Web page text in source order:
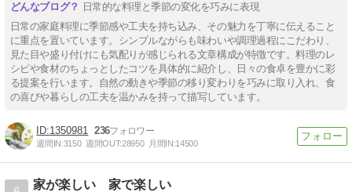
日常的な料理と季節の変化を巧みに表現
日常の家庭料理に季節感や工夫を持ち込み、その魅力を丁寧に伝えること
に重点を置いています。シンプルながらも味わいや調理過程にこだわり、
見た目や盛り付けにも気配りが感じられる文章構成が特徴です。料理のレ
シピや食材のちょっとしたコツを具体的に紹介し、日々の食卓を豊かに彩
る提案を行います。自然の動きや季節の移り変わりを巧みに取り入れ、食
の喜びや暮らしの工夫を温かみを持って描写しています。
1350981 236
週間IN:3150 週間OUT:28950 月間IN:14500
家が楽しい 家で楽しい